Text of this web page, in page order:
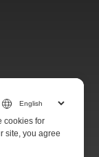
cookies for
site, you agree